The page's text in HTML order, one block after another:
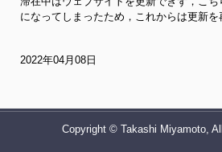
になってしまったため，これからは更新を
2022年04月08日
Copyright © Takashi Miyamoto,